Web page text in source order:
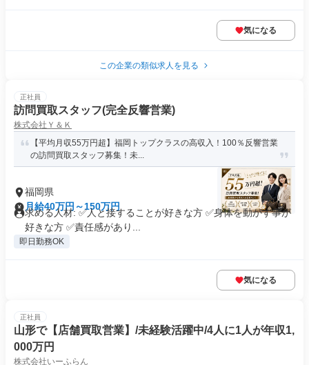
気になる
この企業の類似求人を見る
正社員
訪問買取スタッフ(完全反響営業)
株式会社Ｙ＆Ｋ
【平均月収55万円超】福岡トップクラスの高収入！100％反響営業
の訪問買取スタッフ募集！未...
福岡県
月給40万円～150万円
求める人材: ✅人と接することが好きな方 ✅身体を動かす事が
好きな方 ✅責任感があり...
即日勤務OK
気になる
正社員
山形で【店舗買取営業】/未経験活躍中/4人に1人が年収1,
000万円
株式会社いーふらん